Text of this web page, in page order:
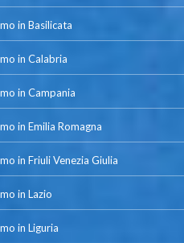
in Basilicata
in Calabria
in Campania
in Emilia Romagna
in Friuli Venezia Giulia
in Lazio
in Liguria